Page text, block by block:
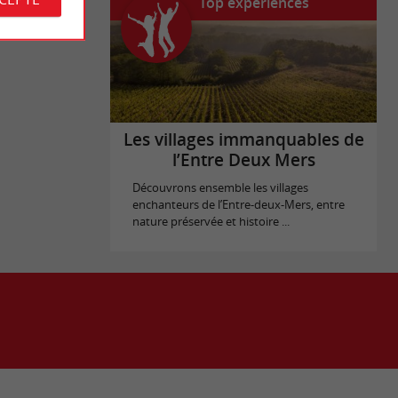
Les villages immanquables de
l’Entre Deux Mers
Découvrons ensemble les villages
enchanteurs de l’Entre-deux-Mers, entre
nature préservée et histoire ...